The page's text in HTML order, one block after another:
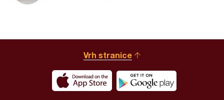
Vrh stranice